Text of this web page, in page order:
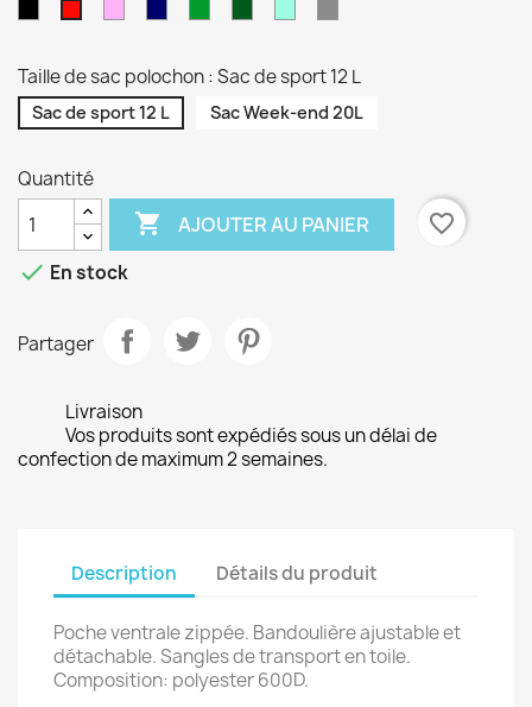
Taille de sac polochon : Sac de sport 12 L
Sac de sport 12 L Sac Week-end 20L
Quantité
 AJOUTER AU PANIER
favorite_border
 En stock
Partager
Livraison
Vos produits sont expédiés sous un délai de
confection de maximum 2 semaines.
Description Détails du produit
Poche ventrale zippée. Bandoulière ajustable et
détachable. Sangles de transport en toile.
Composition: polyester 600D.